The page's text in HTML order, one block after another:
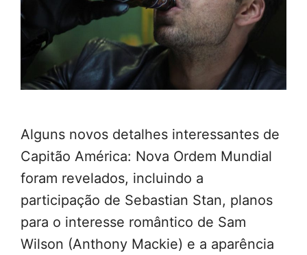
Alguns novos detalhes interessantes de
Capitão América: Nova Ordem Mundial
foram revelados, incluindo a
participação de Sebastian Stan, planos
para o interesse romântico de Sam
Wilson (Anthony Mackie) e a aparência